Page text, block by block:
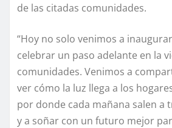
de las citadas comunidades.
“Hoy no solo venimos a
celebrar un paso adelante en la
comunidades. Venimos a
ver cómo la luz llega a los
por donde cada mañana salen a
y a soñar con un futuro mejor